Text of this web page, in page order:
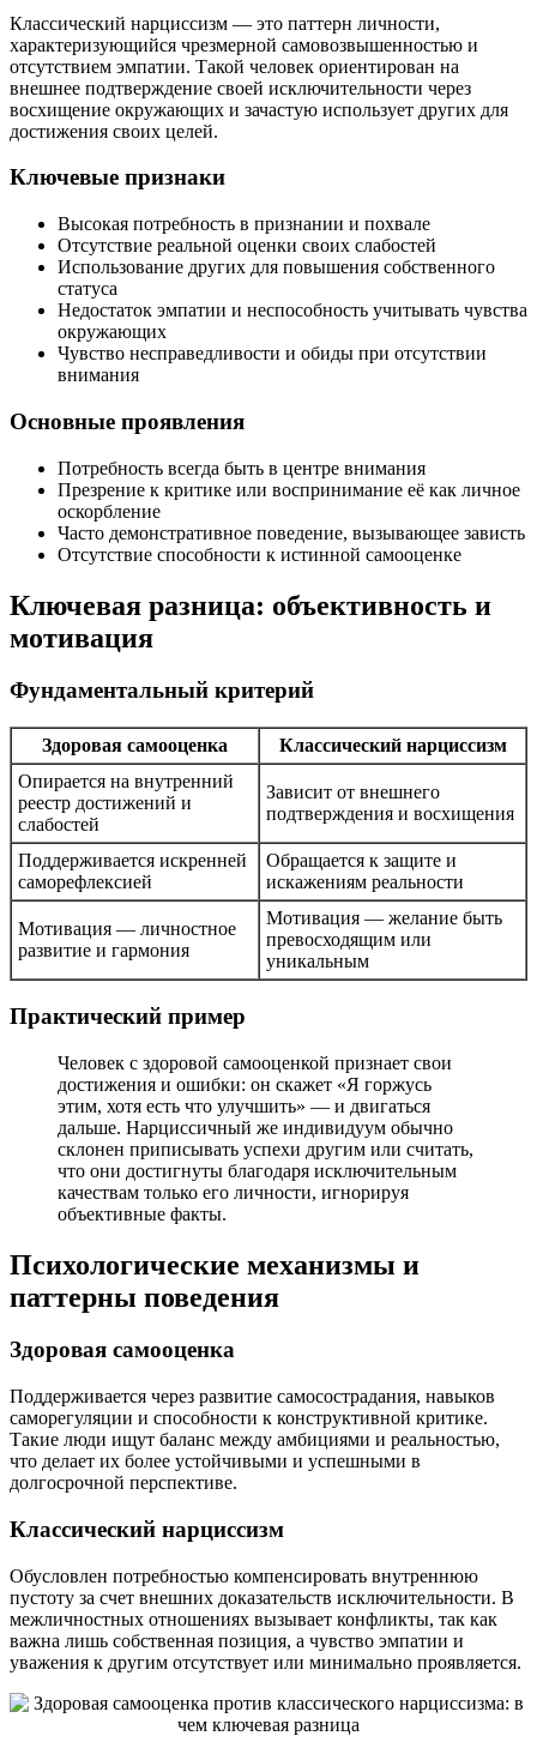
Классический нарциссизм — это паттерн личности,
характеризующийся чрезмерной самовозвышенностью и
отсутствием эмпатии. Такой человек ориентирован на
внешнее подтверждение своей исключительности через
восхищение окружающих и зачастую использует других для
достижения своих целей.
Ключевые признаки
Высокая потребность в признании и похвале
Отсутствие реальной оценки своих слабостей
Использование других для повышения собственного
статуса
Недостаток эмпатии и неспособность учитывать чувства
окружающих
Чувство несправедливости и обиды при отсутствии
внимания
Основные проявления
Потребность всегда быть в центре внимания
Презрение к критике или воспринимание её как личное
оскорбление
Часто демонстративное поведение, вызывающее зависть
Отсутствие способности к истинной самооценке
Ключевая разница: объективность и
мотивация
Фундаментальный критерий
Здоровая самооценка
Классический нарциссизм
Опирается на внутренний
реестр достижений и
слабостей
Зависит от внешнего
подтверждения и восхищения
Поддерживается искренней
саморефлексией
Обращается к защите и
искажениям реальности
Мотивация — личностное
развитие и гармония
Мотивация — желание быть
превосходящим или
уникальным
Практический пример
Человек с здоровой самооценкой признает свои
достижения и ошибки: он скажет «Я горжусь
этим, хотя есть что улучшить» — и двигаться
дальше. Нарциссичный же индивидуум обычно
склонен приписывать успехи другим или считать,
что они достигнуты благодаря исключительным
качествам только его личности, игнорируя
объективные факты.
Психологические механизмы и
паттерны поведения
Здоровая самооценка
Поддерживается через развитие самосострадания, навыков
саморегуляции и способности к конструктивной критике.
Такие люди ищут баланс между амбициями и реальностью,
что делает их более устойчивыми и успешными в
долгосрочной перспективе.
Классический нарциссизм
Обусловлен потребностью компенсировать внутреннюю
пустоту за счет внешних доказательств исключительности. В
межличностных отношениях вызывает конфликты, так как
важна лишь собственная позиция, а чувство эмпатии и
уважения к другим отсутствует или минимально проявляется.